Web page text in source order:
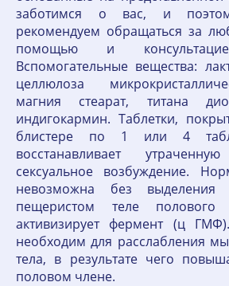
заботимся о вас, и
рекомендуем обращаться за
помощью и
Вспомогательные вещества:
целлюлоза
магния стеарат, титана
индигокармин. Таблетки,
блистере по 1 или 4
восстанавливает
сексуальное возбуждение.
невозможна без
пещеристом теле полового
активизирует фермент (ц
необходим для расслабления
тела, в результате чего
половом члене.